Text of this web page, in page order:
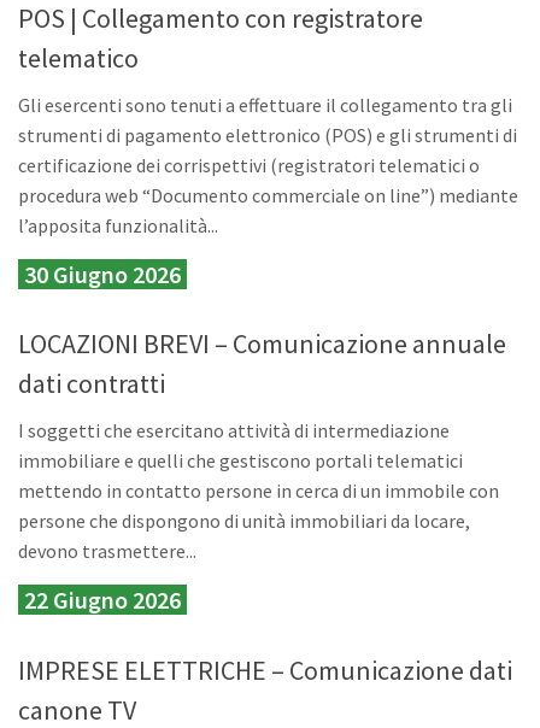
POS | Collegamento con registratore
telematico
Gli esercenti sono tenuti a effettuare il collegamento tra gli
strumenti di pagamento elettronico (POS) e gli strumenti di
certificazione dei corrispettivi (registratori telematici o
procedura web “Documento commerciale on line”) mediante
l’apposita funzionalità...
30 Giugno 2026
LOCAZIONI BREVI – Comunicazione annuale
dati contratti
I soggetti che esercitano attività di intermediazione
immobiliare e quelli che gestiscono portali telematici
mettendo in contatto persone in cerca di un immobile con
persone che dispongono di unità immobiliari da locare,
devono trasmettere...
22 Giugno 2026
IMPRESE ELETTRICHE – Comunicazione dati
canone TV